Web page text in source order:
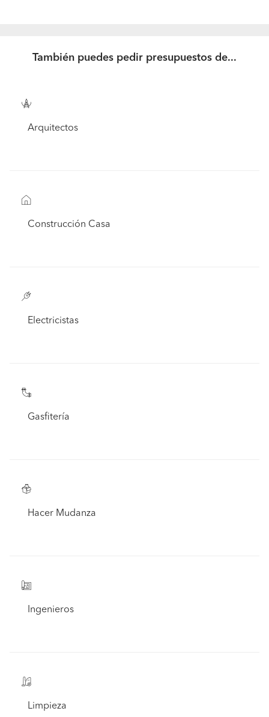
También puedes pedir presupuestos de...
Arquitectos
Construcción Casa
Electricistas
Gasfitería
Hacer Mudanza
Ingenieros
Limpieza